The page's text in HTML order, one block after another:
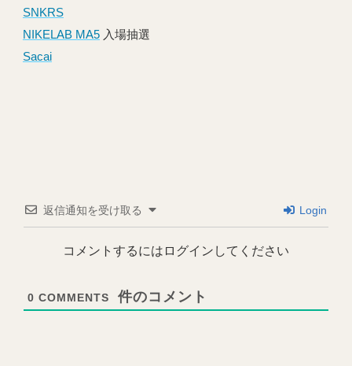
SNKRS
NIKELAB MA5入場抽選
Sacai
返信通知を受け取る Login
コメントするにはログインしてください
0 COMMENTS